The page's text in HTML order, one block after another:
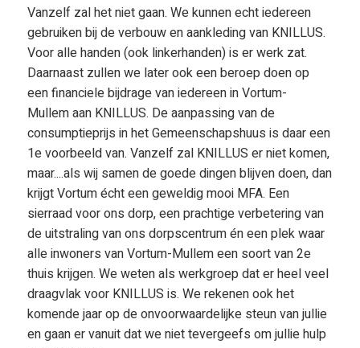
Vanzelf zal het niet gaan. We kunnen echt iedereen
gebruiken bij de verbouw en aankleding van KNILLUS.
Voor alle handen (ook linkerhanden) is er werk zat.
Daarnaast zullen we later ook een beroep doen op
een financiele bijdrage van iedereen in Vortum-
Mullem aan KNILLUS. De aanpassing van de
consumptieprijs in het Gemeenschapshuus is daar een
1e voorbeeld van. Vanzelf zal KNILLUS er niet komen,
maar....als wij samen de goede dingen blijven doen, dan
krijgt Vortum écht een geweldig mooi MFA. Een
sierraad voor ons dorp, een prachtige verbetering van
de uitstraling van ons dorpscentrum én een plek waar
alle inwoners van Vortum-Mullem een soort van 2e
thuis krijgen. We weten als werkgroep dat er heel veel
draagvlak voor KNILLUS is. We rekenen ook het
komende jaar op de onvoorwaardelijke steun van jullie
en gaan er vanuit dat we niet tevergeefs om jullie hulp